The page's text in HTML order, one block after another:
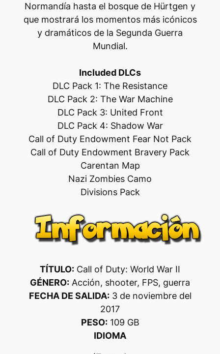
Normandía hasta el bosque de Hürtgen y
que mostrará los momentos más icónicos
y dramáticos de la Segunda Guerra
Mundial.
Included DLCs
DLC Pack 1: The Resistance
DLC Pack 2: The War Machine
DLC Pack 3: United Front
DLC Pack 4: Shadow War
Call of Duty Endowment Fear Not Pack
Call of Duty Endowment Bravery Pack
Carentan Map
Nazi Zombies Camo
Divisions Pack
TÍTULO: Call of Duty: World War II
GÉNERO: Acción, shooter, FPS, guerra
FECHA DE SALIDA:3 de noviembre del
2017
PESO:109 GB
IDIOMA